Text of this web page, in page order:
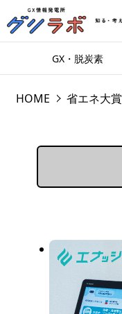
GX・脱炭素
HOME 省エネ大賞